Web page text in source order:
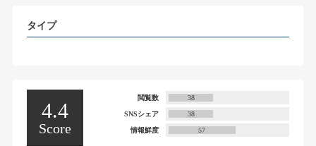
タイプ
4.4
Score
閲覧数 38
SNSシェア 38
情報鮮度 57